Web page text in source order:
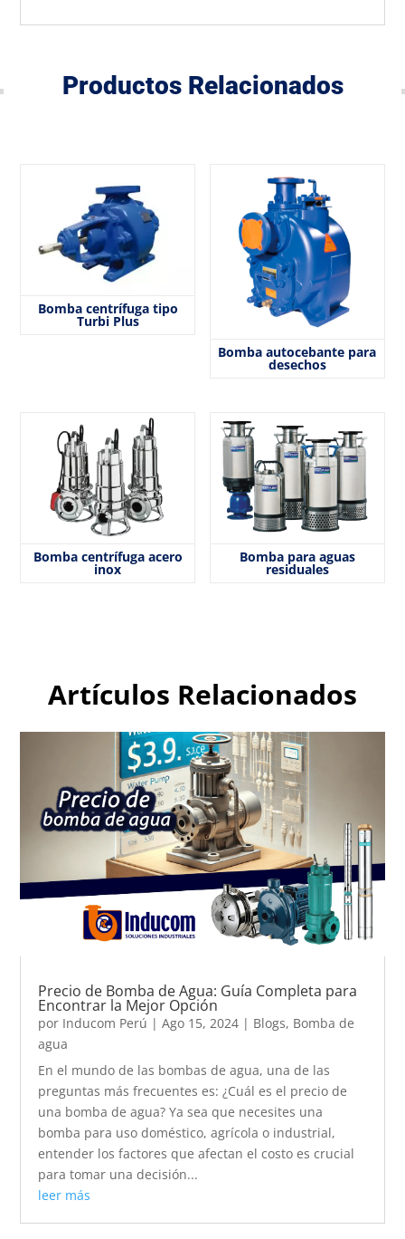
Productos Relacionados
Bomba centrífuga tipo
Turbi Plus
Bomba autocebante para
desechos
Bomba centrífuga acero
inox
Bomba para aguas
residuales
Artículos Relacionados
Precio de Bomba de Agua: Guía Completa para
Encontrar la Mejor Opción
por Inducom Perú |Ago 15, 2024 | Blogs, Bomba de
agua
En el mundo de las bombas de agua, una de las
preguntas más frecuentes es: ¿Cuál es el precio de
una bomba de agua? Ya sea que necesites una
bomba para uso doméstico, agrícola o industrial,
entender los factores que afectan el costo es crucial
para tomar una decisión...
leer más